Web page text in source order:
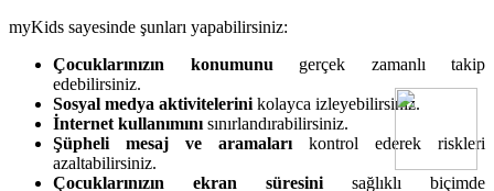
myKids sayesinde şunları yapabilirsiniz:
Çocuklarınızın konumunu gerçek zamanlı takip
edebilirsiniz.
Sosyal medya aktivitelerini kolayca izleyebilirsiniz.
İnternet kullanımını sınırlandırabilirsiniz.
Şüpheli mesaj ve aramaları kontrol ederek riskleri
azaltabilirsiniz.
Çocuklarınızın ekran süresini sağlıklı biçimde